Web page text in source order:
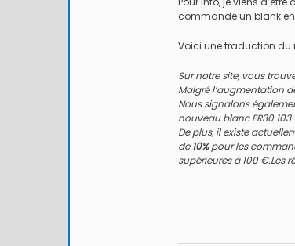
commandé un blank
Voici une traduction du
Sur notre site, vous
Malgré l’augmentation
Nous signalons
nouveau blanc FR30
De plus, il existe
de10%pour les
supérieures à 100 €.Les